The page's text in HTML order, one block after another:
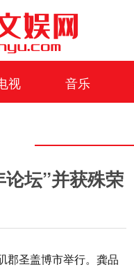
视 音乐
坛”并获殊荣
郡圣盖博市举行。龚品